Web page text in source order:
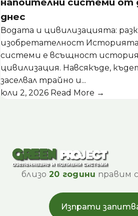
днес
Водата и цивилизацията:
изобретателност
системи е всъщност
цивилизация. Навсякъде,
заселвал трайно и...
юли 2, 2026 Read More →
близо 20 години правим
Изпрати